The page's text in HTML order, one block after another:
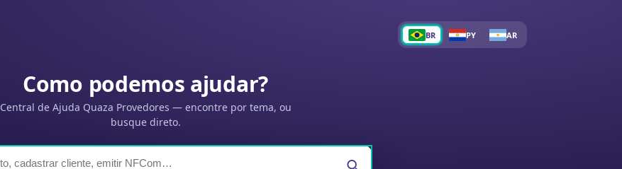
BR PY AR
Como podemos ajudar?
Central de Ajuda Quaza Provedores — encontre por tema, ou
busque direto.